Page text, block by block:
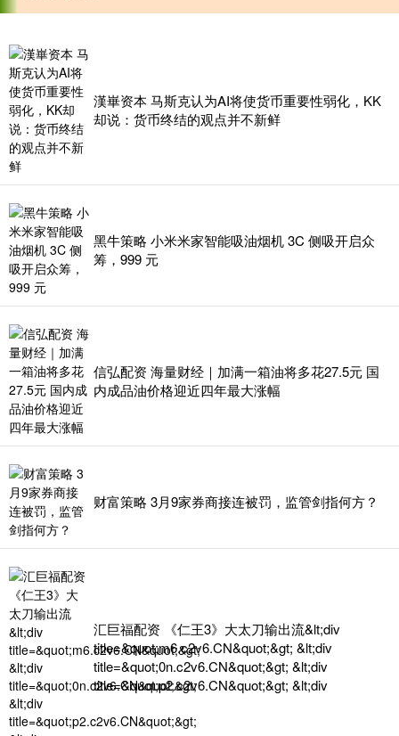
漢崋资本 马斯克认为AI将使货币重要性弱化，KK
却说：货币终结的观点并不新鲜
黑牛策略 小米米家智能吸油烟机 3C 侧吸开启众
筹，999 元
信弘配资 海量财经｜加满一箱油将多花27.5元 国
内成品油价格迎近四年最大涨幅
财富策略 3月9家券商接连被罚，监管剑指何方？
汇巨福配资 《仁王3》大太刀输出流&lt;div
title=&quot;m6.c2v6.CN&quot;&gt; &lt;div
title=&quot;0n.c2v6.CN&quot;&gt; &lt;div
title=&quot;p2.c2v6.CN&quot;&gt; &lt;div